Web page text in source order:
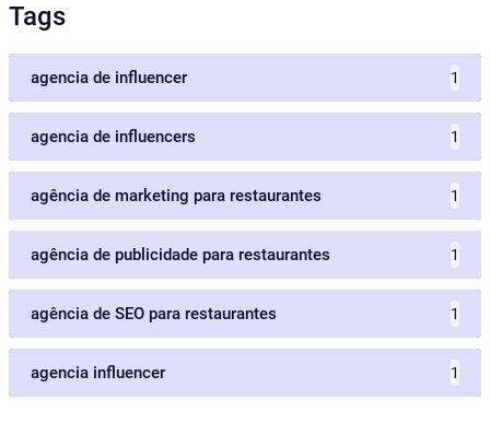
Tags
agencia de influencer 1
agencia de influencers 1
agência de marketing para restaurantes 1
agência de publicidade para restaurantes 1
agência de SEO para restaurantes 1
agencia influencer 1